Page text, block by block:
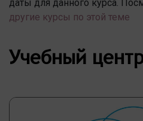
даты для данного курса.
другие курсы по этой теме
Учебный